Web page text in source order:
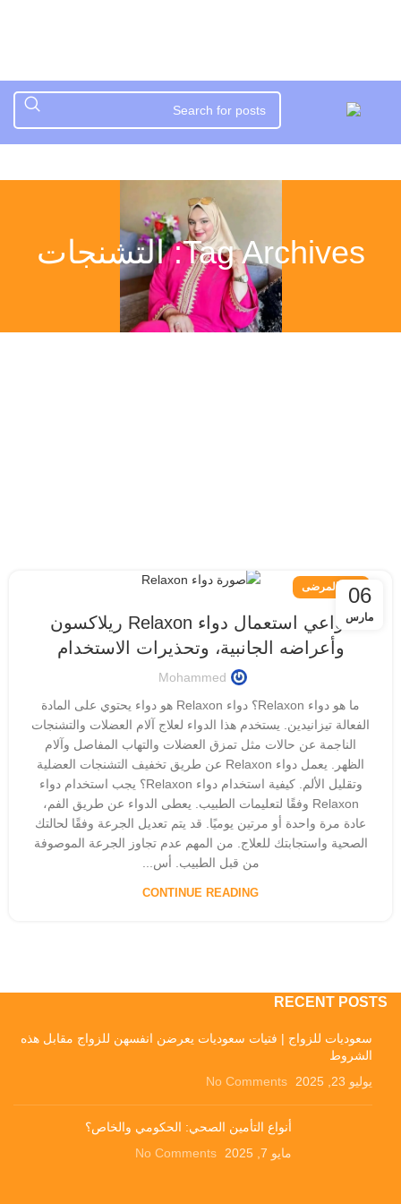
Tag Archives: التشنجات
06
مارس
دليل المرضى
دواعي استعمال دواء Relaxon ريلاكسون
وأعراضه الجانبية، وتحذيرات الاستخدام
Mohammed
ما هو دواء Relaxon؟ دواء Relaxon هو دواء يحتوي على المادة
الفعالة تيزانيدين. يستخدم هذا الدواء لعلاج آلام العضلات والتشنجات
الناجمة عن حالات مثل تمزق العضلات والتهاب المفاصل وآلام
الظهر. يعمل دواء Relaxon عن طريق تخفيف التشنجات العضلية
وتقليل الألم. كيفية استخدام دواء Relaxon؟ يجب استخدام دواء
Relaxon وفقًا لتعليمات الطبيب. يعطى الدواء عن طريق الفم،
عادة مرة واحدة أو مرتين يوميًا. قد يتم تعديل الجرعة وفقًا لحالتك
الصحية واستجابتك للعلاج. من المهم عدم تجاوز الجرعة الموصوفة
من قبل الطبيب. أس...
CONTINUE READING
RECENT POSTS
سعوديات للزواج | فتيات سعوديات يعرضن انفسهن للزواج مقابل هذه
الشروط
يوليو 23, 2025
No Comments
أنواع التأمين الصحي: الحكومي والخاص؟
مايو 7, 2025
No Comments